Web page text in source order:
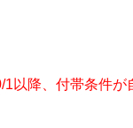
以降、付帯条件が